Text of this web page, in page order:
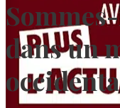
dans un